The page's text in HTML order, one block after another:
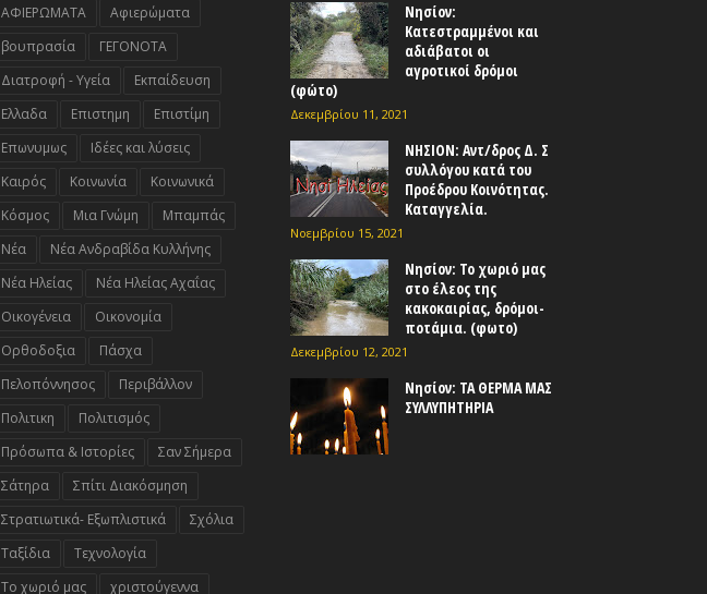
ΑΦΙΕΡΩΜΑΤΑ
Αφιερώματα
βουπρασία
ΓΕΓΟΝΟΤΑ
Διατροφή - Υγεία
Εκπαίδευση
Ελλαδα
Επιστημη
Επιστίμη
Επωνυμως
Ιδέες και λύσεις
Καιρός
Κοινωνία
Κοινωνικά
Κόσμος
Μια Γνώμη
Μπαμπάς
Νέα
Νέα Ανδραβίδα Κυλλήνης
Νέα Ηλείας
Νέα Ηλείας Αχαΐας
Οικογένεια
Οικονομία
Ορθοδοξια
Πάσχα
Πελοπόννησος
Περιβάλλον
Πολιτικη
Πολιτισμός
Πρόσωπα & Ιστορίες
Σαν Σήμερα
Σάτηρα
Σπίτι Διακόσμηση
Στρατιωτικά- Εξωπλιστικά
Σχόλια
Ταξίδια
Τεχνολογία
Το χωριό μας
χριστούγεννα
Νησίον:
Κατεστραμμένοι και
αδιάβατοι οι
αγροτικοί δρόμοι
(φώτο)
Δεκεμβρίου 11, 2021
ΝΗΣΙΟΝ: Αντ/δρος Δ. Σ
συλλόγου κατά του
Προέδρου Κοινότητας.
Καταγγελία.
Νοεμβρίου 15, 2021
Νησίον: Το χωριό μας
στο έλεος της
κακοκαιρίας, δρόμοι-
ποτάμια. (φωτο)
Δεκεμβρίου 12, 2021
Νησίον: ΤΑ ΘΕΡΜΑ ΜΑΣ
ΣΥΛΛΥΠΗΤΗΡΙΑ